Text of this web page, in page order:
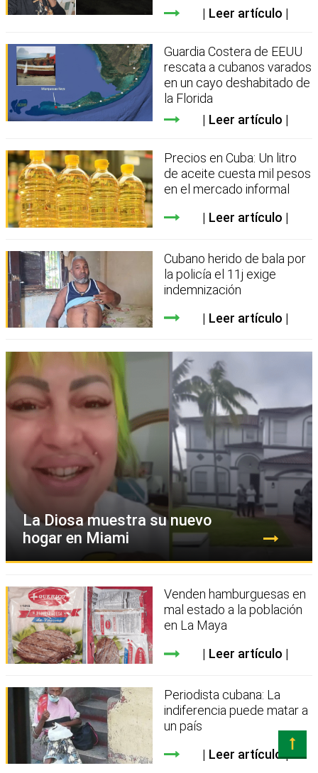
Leer artículo
Guardia Costera de EEUU
rescata a cubanos varados
en un cayo deshabitado de
la Florida
Leer artículo
Precios en Cuba: Un litro
de aceite cuesta mil pesos
en el mercado informal
Leer artículo
Cubano herido de bala por
la policía el 11j exige
indemnización
Leer artículo
La Diosa muestra su nuevo
hogar en Miami
Venden hamburguesas en
mal estado a la población
en La Maya
Leer artículo
Periodista cubana: La
indiferencia puede matar a
un país
Leer artículo